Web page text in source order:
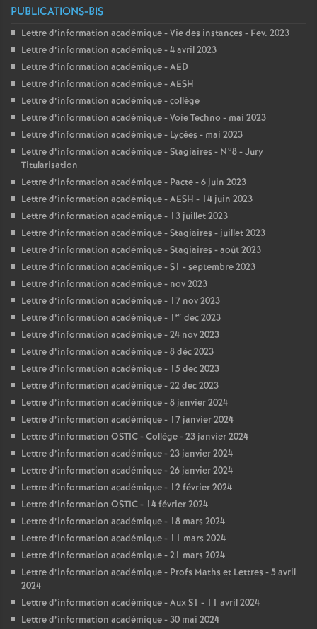
PUBLICATIONS-BIS
Lettre d’information académique - Vie des instances - Fev. 2023
Lettre d’information académique - 4 avril 2023
Lettre d’information académique - AED
Lettre d’information académique - AESH
Lettre d’information académique - collège
Lettre d’information académique - Voie Techno - mai 2023
Lettre d’information académique - Lycées - mai 2023
Lettre d’information académique - Stagiaires - N°8 - Jury
Titularisation
Lettre d’information académique - Pacte - 6 juin 2023
Lettre d’information académique - AESH - 14 juin 2023
Lettre d’information académique - 13 juillet 2023
Lettre d’information académique - Stagiaires - juillet 2023
Lettre d’information académique - Stagiaires - août 2023
Lettre d’information académique - S1 - septembre 2023
Lettre d’information académique - nov 2023
Lettre d’information académique - 17 nov 2023
Lettre d’information académique - 1 er dec 2023
Lettre d’information académique - 24 nov 2023
Lettre d’information académique - 8 déc 2023
Lettre d’information académique - 15 dec 2023
Lettre d’information académique - 22 dec 2023
Lettre d’information académique - 8 janvier 2024
Lettre d’information académique - 17 janvier 2024
Lettre d’information OSTIC - Collège - 23 janvier 2024
Lettre d’information académique - 23 janvier 2024
Lettre d’information académique - 26 janvier 2024
Lettre d’information académique - 12 février 2024
Lettre d’information OSTIC - 14 février 2024
Lettre d’information académique - 18 mars 2024
Lettre d’information académique - 11 mars 2024
Lettre d’information académique - 21 mars 2024
Lettre d’information académique - Profs Maths et Lettres - 5 avril
2024
Lettre d’information académique - Aux S1 - 11 avril 2024
Lettre d’information académique - 30 mai 2024